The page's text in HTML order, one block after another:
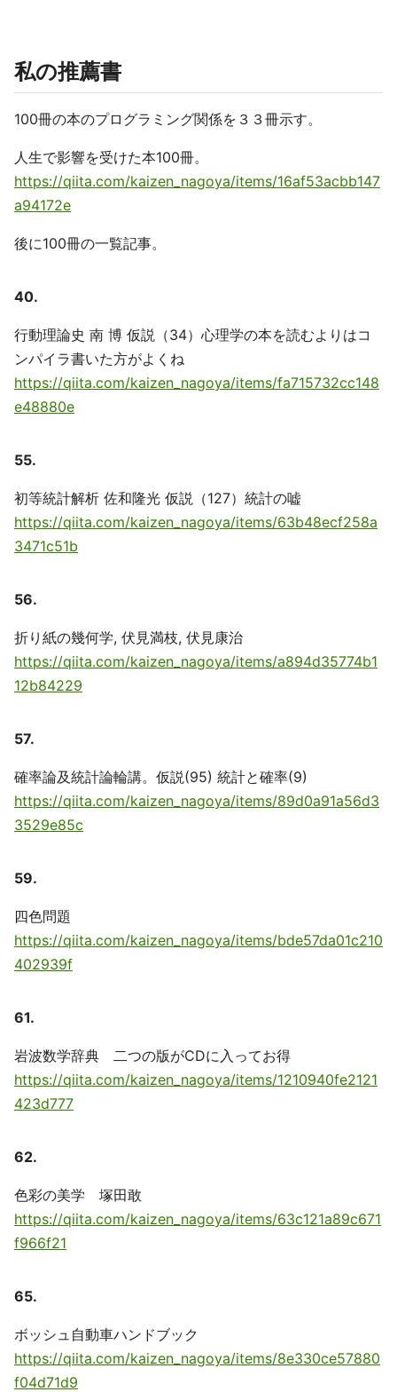
私の推薦書
100冊の本のプログラミング関係を３３冊示す。
人生で影響を受けた本100冊。
https://qiita.com/kaizen_nagoya/items/16af53acbb147
a94172e
後に100冊の一覧記事。
40.
行動理論史 南 博 仮説（34）心理学の本を読むよりはコ
ンパイラ書いた方がよくね
https://qiita.com/kaizen_nagoya/items/fa715732cc148
e48880e
55.
初等統計解析 佐和隆光 仮説（127）統計の嘘
https://qiita.com/kaizen_nagoya/items/63b48ecf258a
3471c51b
56.
折り紙の幾何学, 伏見満枝, 伏見康治
https://qiita.com/kaizen_nagoya/items/a894d35774b1
12b84229
57.
確率論及統計論輪講。仮説(95) 統計と確率(9)
https://qiita.com/kaizen_nagoya/items/89d0a91a56d3
3529e85c
59.
四色問題
https://qiita.com/kaizen_nagoya/items/bde57da01c210
402939f
61.
岩波数学辞典 二つの版がCDに入ってお得
https://qiita.com/kaizen_nagoya/items/1210940fe2121
423d777
62.
色彩の美学 塚田敢
https://qiita.com/kaizen_nagoya/items/63c121a89c671
f966f21
65.
ボッシュ自動車ハンドブック
https://qiita.com/kaizen_nagoya/items/8e330ce57880
f04d71d9